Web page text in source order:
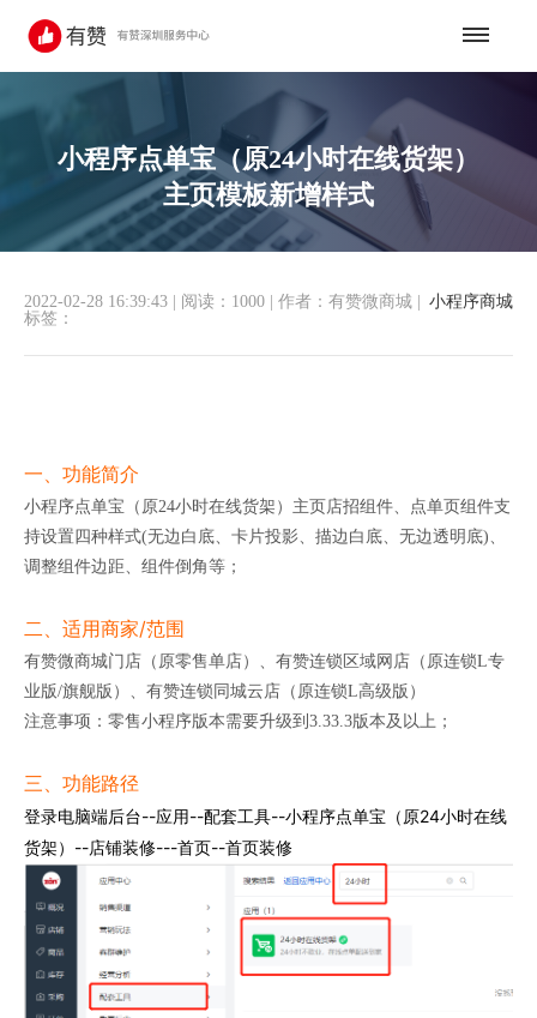
小程序点单宝（原24小时在线货架）
主页模板新增样式
小程序商城
2022-02-28 16:39:43 阅读：1000 作者：有赞微商城
标签：
一、功能简介
小程序点单宝（原24小时在线货架）主页店招组件、点单页组件支
持设置四种样式(无边白底、卡片投影、描边白底、无边透明底)、
调整组件边距、组件倒角等；
二、适用商家/范围
有赞微商城门店（原零售单店）、有赞连锁区域网店（原连锁L专
业版/旗舰版）、有赞连锁同城云店（原连锁L高级版）
注意事项：零售小程序版本需要升级到3.33.3版本及以上；
三、功能路径
登录电脑端后台--应用--配套工具--小程序点单宝（原24小时在线
货架）--店铺装修---首页--首页装修